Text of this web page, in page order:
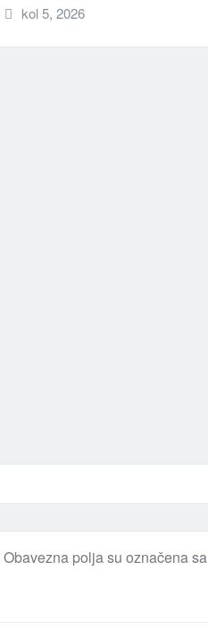
kol 5, 2026
Obavezna polja su označena sa